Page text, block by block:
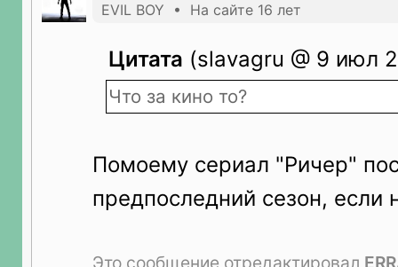
EVIL BOY • На сайте 16 лет
Цитата (slavagru @ 9 июл
Что за кино то?
Помоему сериал "Ричер"
предпоследний сезон,
Это сообщение отредактировал